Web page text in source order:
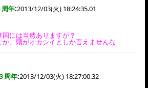
年:2013/12/03(火) 18:24:35.01
には当然ありますが？
、頭がオカシイとしか言えませんな
周年:2013/12/03(火) 18:27:00.32